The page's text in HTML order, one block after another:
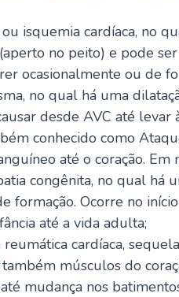
isquemia cardíaca, no
no peito) e pode
ocasionalmente ou de
no qual há uma
desde AVC até
conhecido como
até o coração. Em
congênita, no qual há
formação. Ocorre no
até a vida adulta;
reumática cardíaca,
músculos do
mudança nos